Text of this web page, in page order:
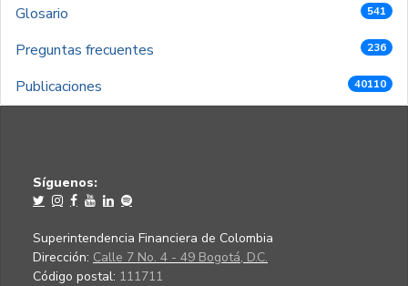
Glosario 541
Preguntas frecuentes 236
Publicaciones 40110
Síguenos:
Superintendencia Financiera de Colombia
Dirección: Calle 7 No. 4 - 49 Bogotá, D.C.
Código postal: 111711